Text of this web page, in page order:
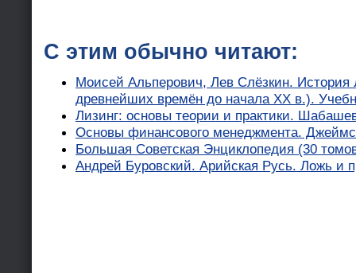
С этим обычно читают:
Моисей Альперович, Лев Слёзкин. История
древнейших времён до начала XX в.).
Лизинг: основы теории и практики.
Основы финансового менеджмента.
Большая Советская Энциклопедия (30
Андрей Буровский. Арийская Русь. Ложь и